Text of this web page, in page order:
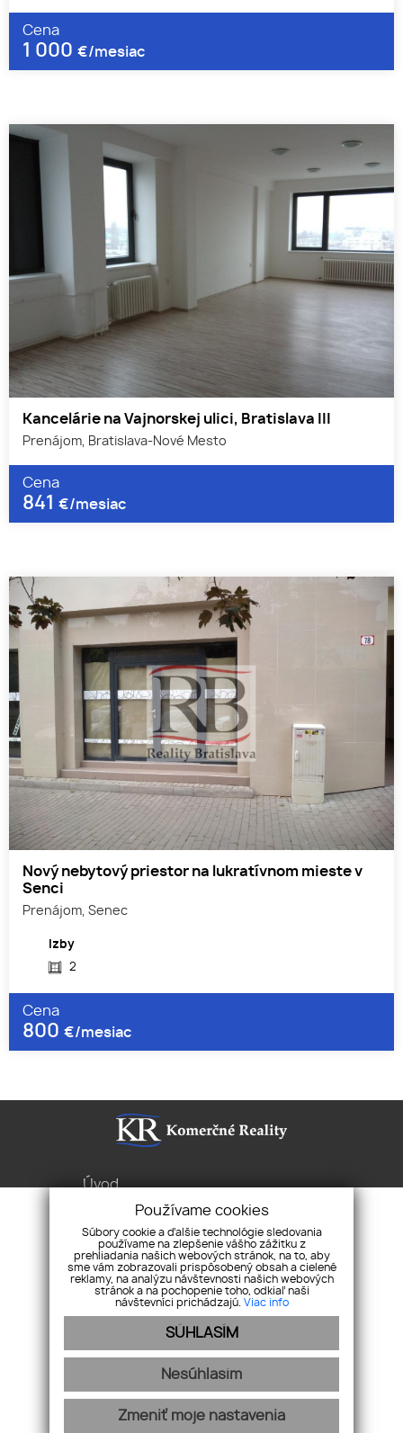
Cena
1 000 €/mesiac
Kancelárie na Vajnorskej ulici, Bratislava III
Prenájom, Bratislava-Nové Mesto
Cena
841 €/mesiac
Nový nebytový priestor na lukratívnom mieste v
Senci
Prenájom, Senec
Izby
2
Cena
800 €/mesiac
Úvod
Byty Domy Pozemky
Pravidlá cookies
Ochrana osobných
údajov
Sibírska 1, 831 02 Bratislava
+421 2/2 086 7676
office@komercne.sk
Používame cookies
Súbory cookie a ďalšie technológie sledovania
používame na zlepšenie vášho zážitku z
prehliadania našich webových stránok, na to, aby
sme vám zobrazovali prispôsobený obsah a cielené
reklamy, na analýzu návštevnosti našich webových
stránok a na pochopenie toho, odkiaľ naši
návštevníci prichádzajú. Viac info
SÚHLASÍM
Nesúhlasím
Zmeniť moje nastavenia